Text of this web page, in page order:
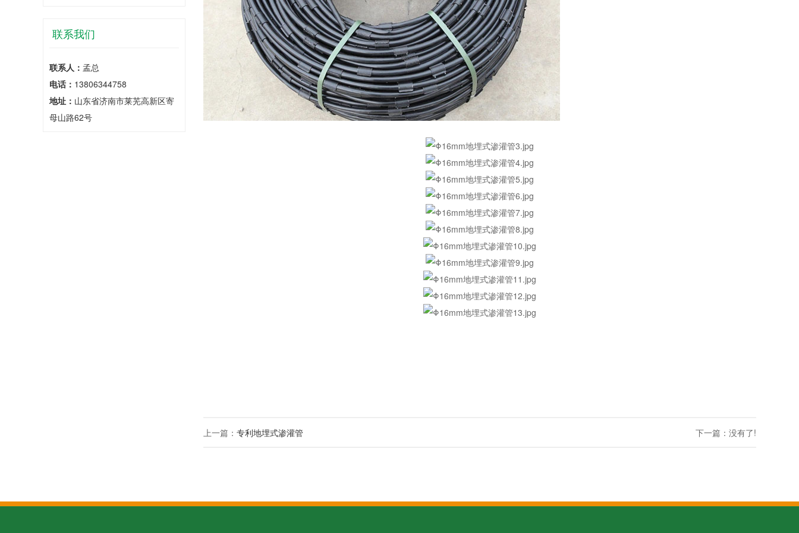
联系我们
联系人： 孟总
电话： 13806344758
地址： 山东省济南市莱芜高新区寄
母山路62号
上一篇： 专利地埋式渗灌管 下一篇：没有了!